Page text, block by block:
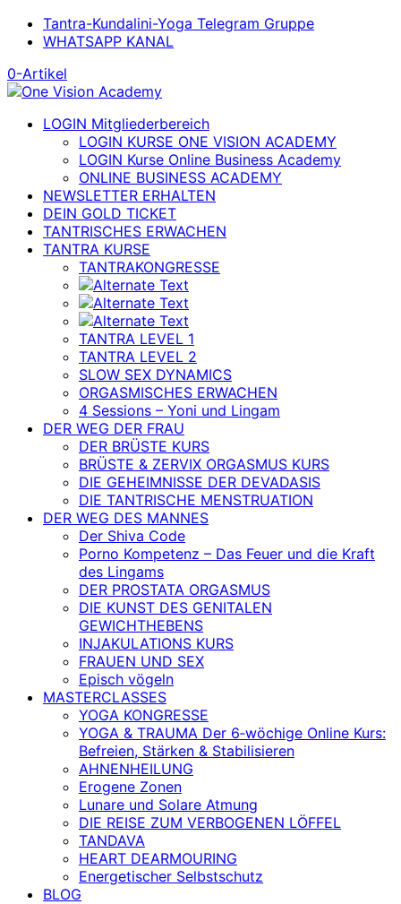
Tantra-Kundalini-Yoga Telegram Gruppe
WHATSAPP KANAL
0-Artikel
LOGIN Mitgliederbereich
LOGIN KURSE ONE VISION ACADEMY
LOGIN Kurse Online Business Academy
ONLINE BUSINESS ACADEMY
NEWSLETTER ERHALTEN
DEIN GOLD TICKET
TANTRISCHES ERWACHEN
TANTRA KURSE
TANTRAKONGRESSE
TANTRA LEVEL 1
TANTRA LEVEL 2
SLOW SEX DYNAMICS
ORGASMISCHES ERWACHEN
4 Sessions – Yoni und Lingam
DER WEG DER FRAU
DER BRÜSTE KURS
BRÜSTE & ZERVIX ORGASMUS KURS
DIE GEHEIMNISSE DER DEVADASIS
DIE TANTRISCHE MENSTRUATION
DER WEG DES MANNES
Der Shiva Code
Porno Kompetenz – Das Feuer und die Kraft
des Lingams
DER PROSTATA ORGASMUS
DIE KUNST DES GENITALEN
GEWICHTHEBENS
INJAKULATIONS KURS
FRAUEN UND SEX
Episch vögeln
MASTERCLASSES
YOGA KONGRESSE
YOGA & TRAUMA Der 6‑wöchige Online Kurs:
Befreien, Stärken & Stabilisieren
AHNENHEILUNG
Erogene Zonen
Lunare und Solare Atmung
DIE REISE ZUM VERBOGENEN LÖFFEL
TANDAVA
HEART DEARMOURING
Energetischer Selbstschutz
BLOG